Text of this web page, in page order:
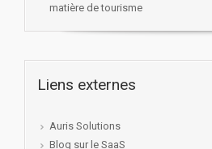
matière de tourisme
Liens externes
Auris Solutions
Blog sur le SaaS